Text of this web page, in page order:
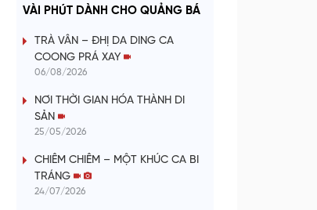
a
y
i
d
VÀI PHÚT DÀNH CHO QUẢNG BÁ
TRÀ VÂN – ĐHỊ DA DING CA
COONG PRÁ XAY
06/08/2026
NƠI THỜI GIAN HÓA THÀNH DI
SẢN
25/05/2026
CHIÊM CHIÊM – MỘT KHÚC CA BI
TRÁNG
24/07/2026